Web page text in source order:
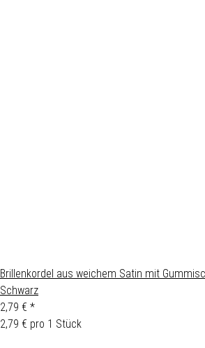
Brillenkordel aus weichem Satin mit
Schwarz
2,79 € *
2,79 € pro 1 Stück